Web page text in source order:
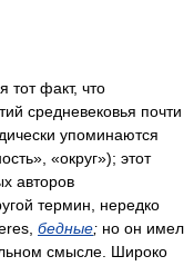
факт, что
средневековья почти
упоминаются
«округ»); этот
авторов
термин, нередко
бедные; но он имел
смысле. Широко